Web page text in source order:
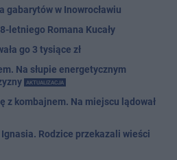
gabarytów w Inowrocławiu
letniego Romana Kucały
go 3 tysiące zł
Na słupie energetycznym
AKTUALIZACJA
z kombajnem. Na miejscu lądował
Rodzice przekazali wieści